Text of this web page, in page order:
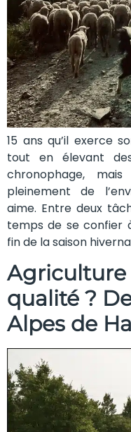
15 ans qu’il exerce
tout en élevant
chronophage,
pleinement de
aime. Entre deux
temps de se confier
fin de la saison
Agriculture
qualité ?
Alpes de